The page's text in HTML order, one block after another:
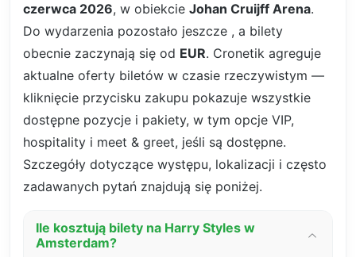
czerwca 2026, w obiekcie Johan Cruijff Arena.
Do wydarzenia pozostało jeszcze , a bilety
obecnie zaczynają się od EUR. Cronetik agreguje
aktualne oferty biletów w czasie rzeczywistym —
kliknięcie przycisku zakupu pokazuje wszystkie
dostępne pozycje i pakiety, w tym opcje VIP,
hospitality i meet & greet, jeśli są dostępne.
Szczegóły dotyczące występu, lokalizacji i często
zadawanych pytań znajdują się poniżej.
Ile kosztują bilety na Harry Styles w
Amsterdam?